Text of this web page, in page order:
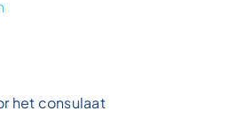
het consulaat